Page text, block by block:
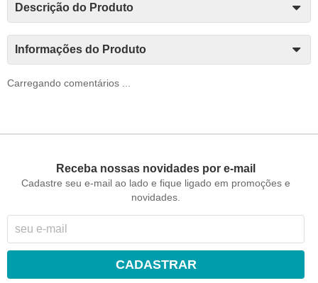
Descrição do Produto
Informações do Produto
Carregando comentários ...
Receba nossas novidades por e-mail
Cadastre seu e-mail ao lado e fique ligado em promoções e
novidades.
CADASTRAR